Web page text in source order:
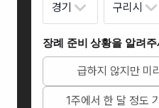
경기 구리시
장례 준비 상황을 알려주
급하지 않지만 미
1주에서 한 달 정도